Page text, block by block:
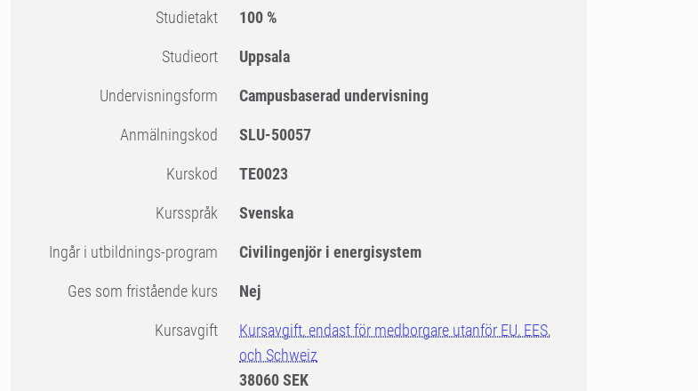
Studietakt 100 %
Studieort Uppsala
Undervisningsform Campusbaserad undervisning
Anmälningskod SLU-50057
Kurskod TE0023
Kursspråk Svenska
Ingår i utbildnings-program Civilingenjör i energisystem
Ges som fristående kurs Nej
Kursavgift
Kursavgift, endast för medborgare utanför EU, EES,
och Schweiz
38060 SEK